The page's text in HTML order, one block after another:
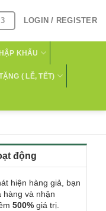
LOGIN / REGISTER
KHẨU
( LỄ, TẾT)
động
hiện hàng giả, bạn
hàng và nhận
500% giá trị.